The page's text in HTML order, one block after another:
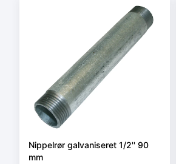
Nippelrør galvaniseret 1/2'' 90
mm